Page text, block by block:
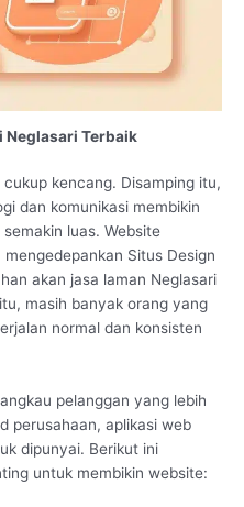
Neglasari Terbaik
kencang. Disamping itu,
dan komunikasi membikin
luas. Website
Situs Design
akan jasa laman Neglasari
masih banyak orang yang
normal dan konsisten
pelanggan yang lebih
perusahaan, aplikasi web
dipunyai. Berikut ini
untuk membikin website: